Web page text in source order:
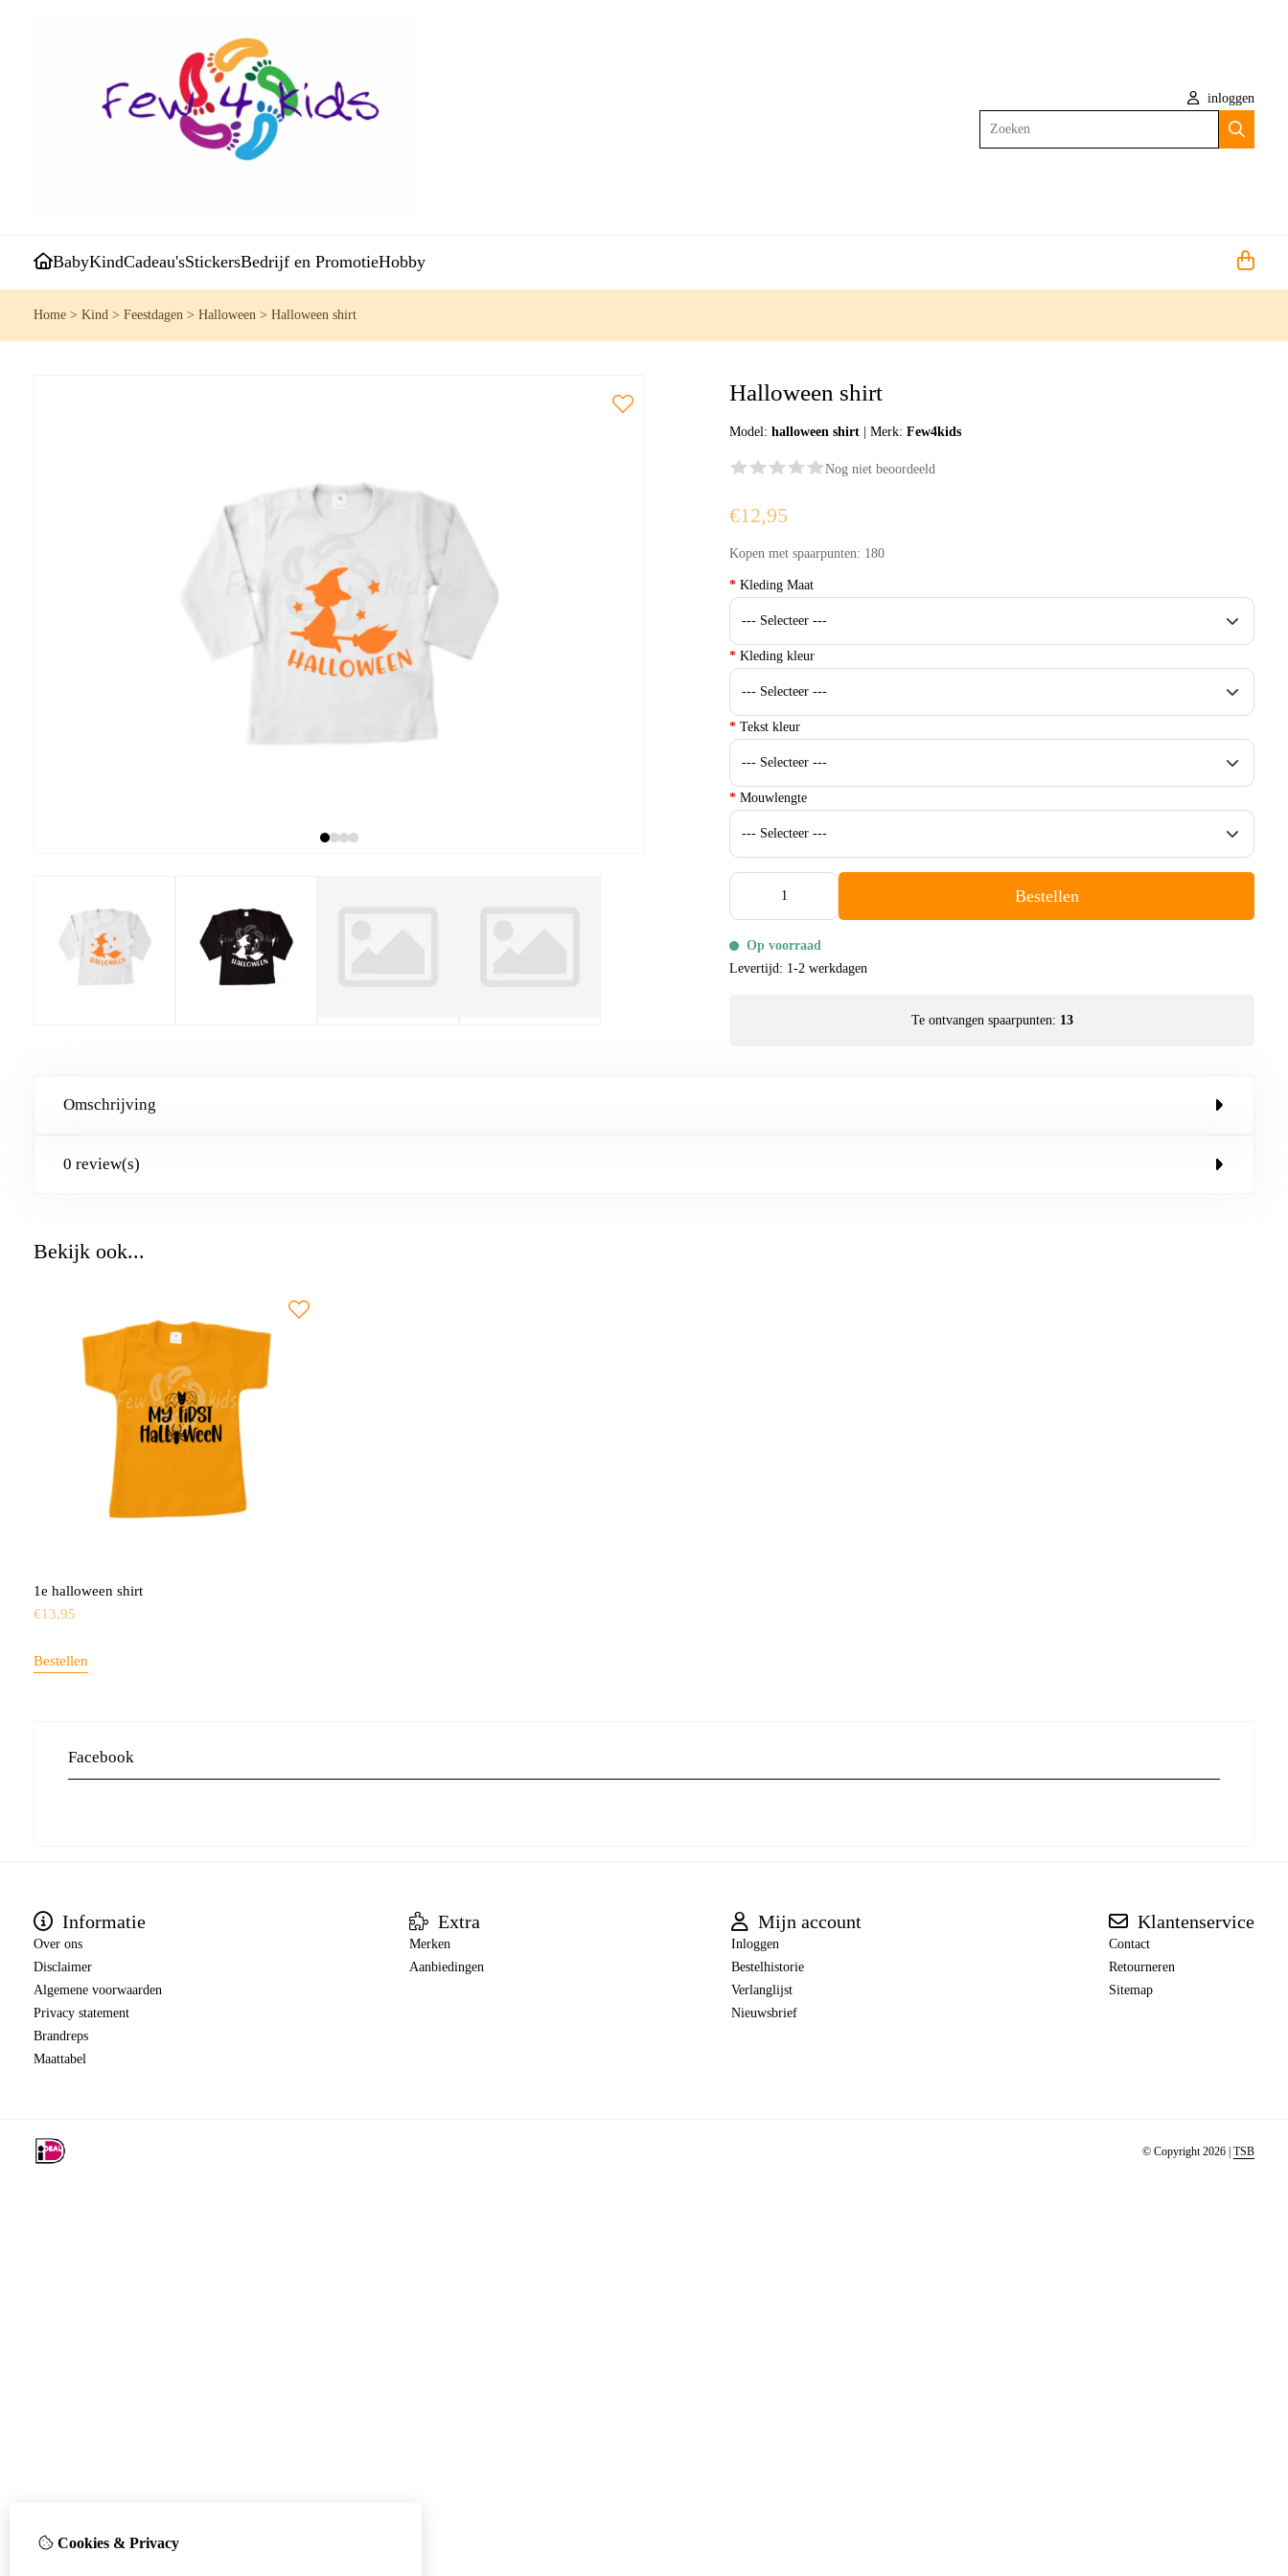
inloggen
BabyKindCadeau'sStickersBedrijf en PromotieHobby
Home > Kind > Feestdagen > Halloween > Halloween shirt
Halloween shirt
Model:halloween shirt |Merk:Few4kids
Nog niet beoordeeld
€12,95
Kopen met spaarpunten: 180
* Kleding Maat
* Kleding kleur
* Tekst kleur
* Mouwlengte
Bestellen
Op voorraad
Levertijd: 1-2 werkdagen
Te ontvangen spaarpunten: 13
Omschrijving
0 review(s)
Bekijk ook...
1e halloween shirt
€13,95
Bestellen
Facebook
Informatie
Over ons
Disclaimer
Algemene voorwaarden
Privacy statement
Brandreps
Maattabel
Extra
Merken
Aanbiedingen
Mijn account
Inloggen
Bestelhistorie
Verlanglijst
Nieuwsbrief
Klantenservice
Contact
Retourneren
Sitemap
© Copyright 2026 | TSB
Cookies & Privacy